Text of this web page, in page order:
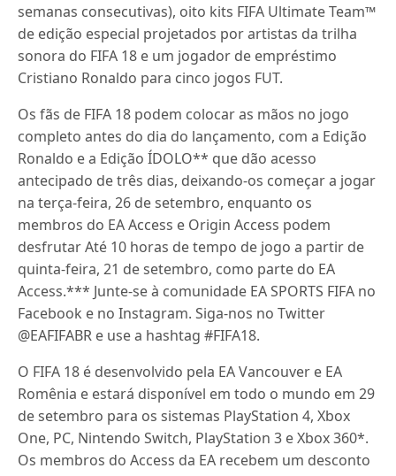
semanas consecutivas), oito kits FIFA Ultimate Team™
de edição especial projetados por artistas da trilha
sonora do FIFA 18 e um jogador de empréstimo
Cristiano Ronaldo para cinco jogos FUT.
Os fãs de FIFA 18 podem colocar as mãos no jogo
completo antes do dia do lançamento, com a Edição
Ronaldo e a Edição ÍDOLO** que dão acesso
antecipado de três dias, deixando-os começar a jogar
na terça-feira, 26 de setembro, enquanto os
membros do EA Access e Origin Access podem
desfrutar Até 10 horas de tempo de jogo a partir de
quinta-feira, 21 de setembro, como parte do EA
Access.*** Junte-se à comunidade EA SPORTS FIFA no
Facebook e no Instagram. Siga-nos no Twitter
@EAFIFABR e use a hashtag #FIFA18.
O FIFA 18 é desenvolvido pela EA Vancouver e EA
Romênia e estará disponível em todo o mundo em 29
de setembro para os sistemas PlayStation 4, Xbox
One, PC, Nintendo Switch, PlayStation 3 e Xbox 360*.
Os membros do Access da EA recebem um desconto